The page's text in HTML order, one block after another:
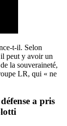
t-il. Selon
peut y avoir un
la souveraineté,
LR, qui « ne
a pris